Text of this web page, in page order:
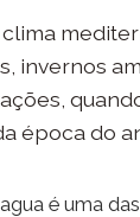
invernos
época do
é uma